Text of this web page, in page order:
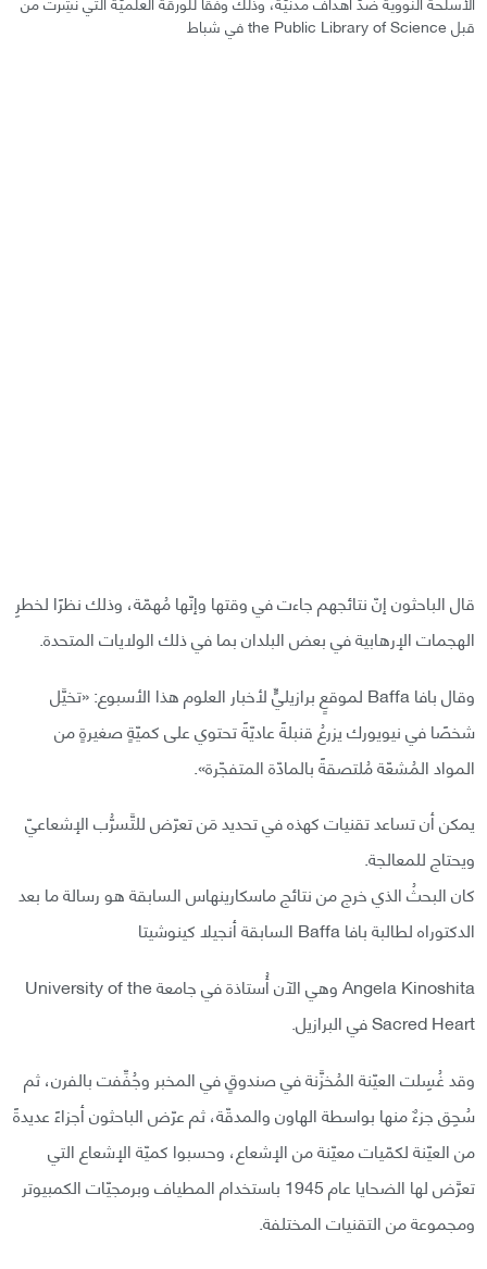
قبل the Public Library of Science في شباط
قال الباحثون إنّ نتائجهم جاءت في وقتها وإنّها مُهمّة، وذلك نظرًا لخطرِ
الهجمات الإرهابية في بعض البلدان بما في ذلك الولايات المتحدة.
وقال بافا Baffa لموقعٍ برازيليٍّ لأخبار العلوم هذا الأسبوع: «تخيَّل
شخصًا في نيويورك يزرعُ قنبلةً عاديّةً تحتوي على كميّةٍ صغيرةٍ من
المواد المُشعّة مُلتصقةً بالمادّة المتفجّرة».
يمكن أن تساعد تقنيات كهذه في تحديد مَن تعرّض للتَّسرُّب الإشعاعيّ
ويحتاج للمعالجة.
كان البحثُ الذي خرج من نتائج ماسكارينهاس السابقة هو رسالة ما بعد
الدكتوراه لطالبة بافا Baffa السابقة أنجيلا كينوشيتا
Angela Kinoshita وهي الآن أُستاذة في جامعة University of the
Sacred Heart في البرازيل.
وقد غُسِلت العيّنة المُخزَّنة في صندوقٍ في المخبر وجُفِّفت بالفرن، ثم
سُحِق جزءٌ منها بواسطة الهاون والمدقّة، ثم عرّض الباحثون أجزاءً عديدةً
من العيّنة لكمّيات معيّنة من الإشعاع، وحسبوا كميّة الإشعاع التي
تعرَّض لها الضحايا عام 1945 باستخدام المطياف وبرمجيّات الكمبيوتر
ومجموعة من التقنيات المختلفة.